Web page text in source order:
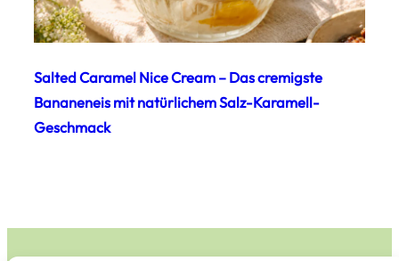
Salted Caramel Nice Cream – Das cremigste
Bananeneis mit natürlichem Salz-Karamell-
Geschmack